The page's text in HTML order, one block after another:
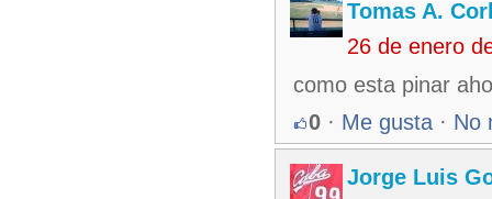
Tomas A.
26 de enero
como esta pinar
0 · Me gusta · No
Jorge Luis